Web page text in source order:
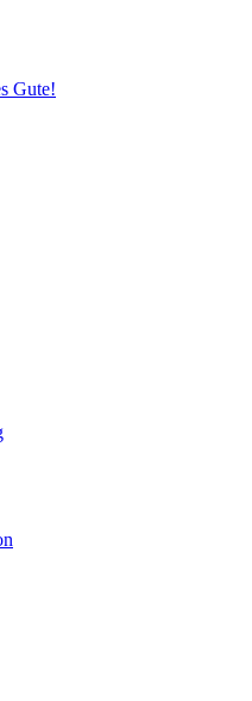
Gute!